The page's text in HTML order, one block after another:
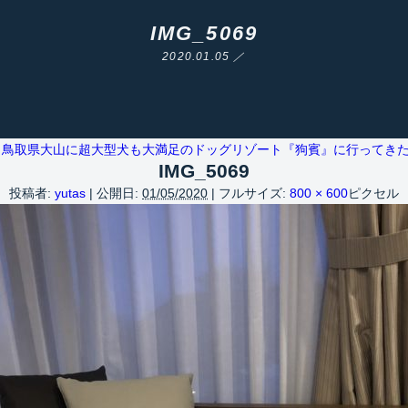
IMG_5069
2020.01.05 ／
取県大山に超大型犬も大満足のドッグリゾート『狗賓』に行ってき
IMG_5069
投稿者: yutas | 公開日: 01/05/2020 | フルサイズ: 800 × 600ピクセル